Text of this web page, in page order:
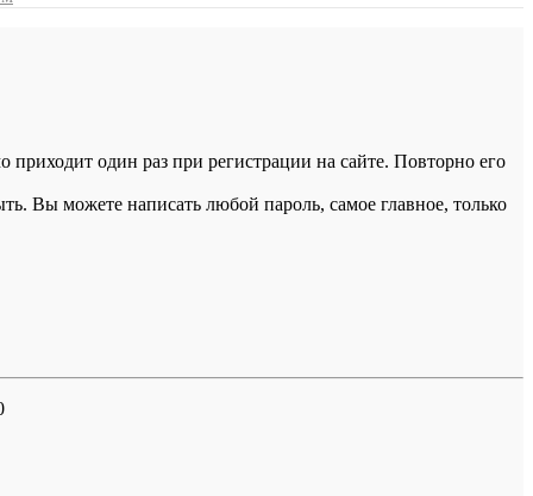
один раз при регистрации на сайте. Повторно его
Вы можете написать любой пароль, самое главное, только